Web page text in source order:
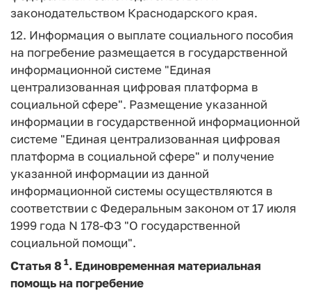
законодательством Краснодарского края.
12. Информация о выплате социального пособия
на погребение размещается в государственной
информационной системе "Единая
централизованная цифровая платформа в
социальной сфере". Размещение указанной
информации в государственной информационной
системе "Единая централизованная цифровая
платформа в социальной сфере" и получение
указанной информации из данной
информационной системы осуществляются в
соответствии с Федеральным законом от 17 июля
1999 года N 178-ФЗ "О государственной
социальной помощи".
Статья 8 1. Единовременная материальная
помощь на погребение